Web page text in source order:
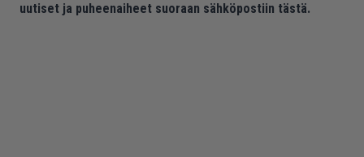
uutiset ja puheenaiheet suoraan sähköpostiin tästä.